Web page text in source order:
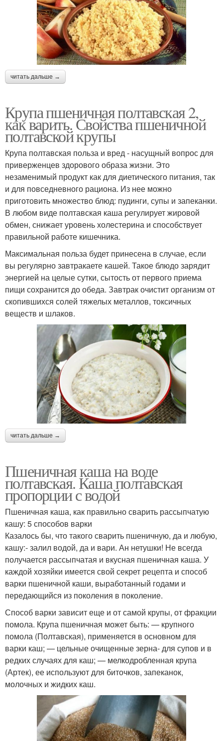
читать дальше →
Крупа пшеничная полтавская 2,
как варить. Свойства пшеничной
полтавской крупы
Крупа полтавская польза и вред - насущный вопрос для
приверженцев здорового образа жизни. Это
незаменимый продукт как для диетического питания, так
и для повседневного рациона. Из нее можно
приготовить множество блюд: пудинги, супы и запеканки.
В любом виде полтавская каша регулирует жировой
обмен, снижает уровень холестерина и способствует
правильной работе кишечника.
Максимальная польза будет принесена в случае, если
вы регулярно завтракаете кашей. Такое блюдо зарядит
энергией на целые сутки, сытость от первого приема
пищи сохранится до обеда. Завтрак очистит организм от
скопившихся солей тяжелых металлов, токсичных
веществ и шлаков.
читать дальше →
Пшеничная каша на воде
полтавская. Каша полтавская
пропорции с водой
Пшеничная каша, как правильно сварить рассыпчатую
кашу: 5 способов варки
Казалось бы, что такого сварить пшеничную, да и любую,
кашу:- залил водой, да и вари. Ан нетушки! Не всегда
получается рассыпчатая и вкусная пшеничная каша. У
каждой хозяйки имеется свой секрет рецепта и способ
варки пшеничной каши, выработанный годами и
передающийся из поколения в поколение.
Способ варки зависит еще и от самой крупы, от фракции
помола. Крупа пшеничная может быть: — крупного
помола (Полтавская), применяется в основном для
варки каш; — цельные очищенные зерна- для супов и в
редких случаях для каш; — мелкодробленная крупа
(Артек), ее используют для биточков, запеканок,
молочных и жидких каш.